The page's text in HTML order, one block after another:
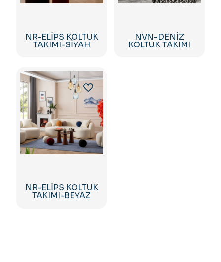
NR-ELİPS KOLTUK
TAKIMI-SİYAH
NVN-DENİZ
KOLTUK TAKIMI
NR-ELİPS KOLTUK
TAKIMI-BEYAZ